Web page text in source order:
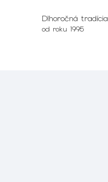
Dlhoročná tradícia
od roku 1995